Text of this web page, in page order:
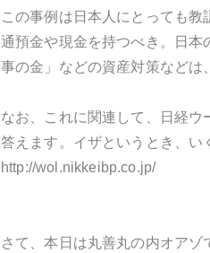
この事例は日本人にとっても
通預金や現金を持つべき。日
事の金」などの資産対策などは
なお、これに関連して、日経
答えます。イザというとき、い
http://wol.nikkeibp.co.jp/
さて、本日は丸善丸の内オア